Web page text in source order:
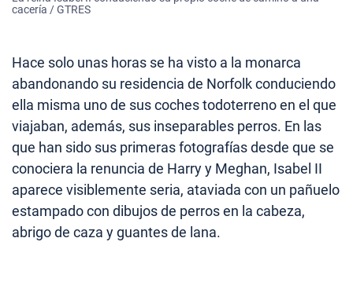
cacería / GTRES
Hace solo unas horas se ha visto a la monarca
abandonando su residencia de Norfolk conduciendo
ella misma uno de sus coches todoterreno en el que
viajaban, además, sus inseparables perros. En las
que han sido sus primeras fotografías desde que se
conociera la renuncia de Harry y Meghan, Isabel II
aparece visiblemente seria, ataviada con un pañuelo
estampado con dibujos de perros en la cabeza,
abrigo de caza y guantes de lana.